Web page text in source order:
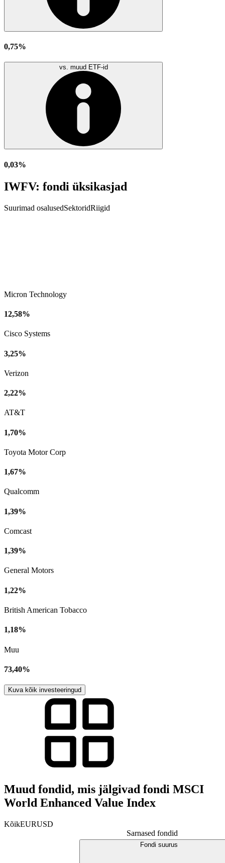
0,75%
vs. muud ETF-id
0,03%
IWFV: fondi üksikasjad
Suurimad osalusedSektoridRiigid
Micron Technology
12,58%
Cisco Systems
3,25%
Verizon
2,22%
AT&T
1,70%
Toyota Motor Corp
1,67%
Qualcomm
1,39%
Comcast
1,39%
General Motors
1,22%
British American Tobacco
1,18%
Muu
73,40%
Kuva kõik investeeringud
Muud fondid, mis jälgivad fondi MSCI
World Enhanced Value Index
KõikEURUSD
Sarnased fondid
Fondi suurus